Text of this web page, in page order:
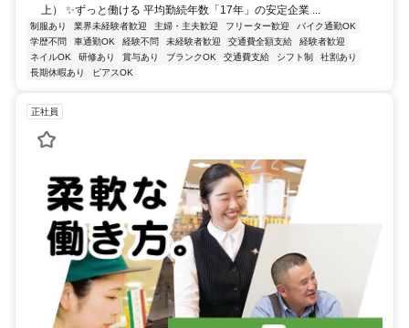
上） ✨ずっと働ける 平均勤続年数「17年」の安定企業 ...
制服あり 業界未経験者歓迎 主婦・主夫歓迎 フリーター歓迎
バイク通勤OK
学歴不問
車通勤OK 経験不問 未経験者歓迎 交通費全額支給
経験者歓迎
ネイルOK
研修あり 賞与あり ブランクOK 交通費支給 シフト制
社割あり
長期休暇あり
ピアスOK
正社員